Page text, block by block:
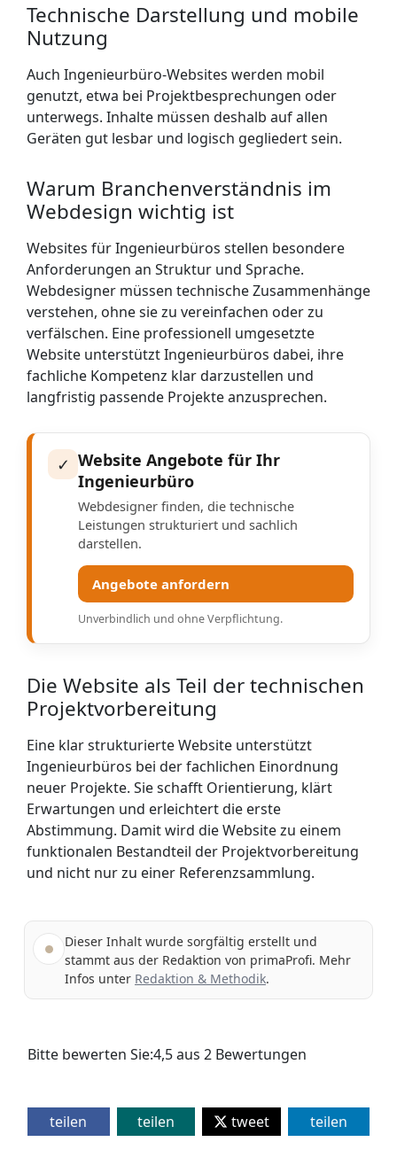
Technische Darstellung und mobile
Nutzung
Auch Ingenieurbüro-Websites werden mobil
genutzt, etwa bei Projektbesprechungen oder
unterwegs. Inhalte müssen deshalb auf allen
Geräten gut lesbar und logisch gegliedert sein.
Warum Branchenverständnis im
Webdesign wichtig ist
Websites für Ingenieurbüros stellen besondere
Anforderungen an Struktur und Sprache.
Webdesigner müssen technische Zusammenhänge
verstehen, ohne sie zu vereinfachen oder zu
verfälschen. Eine professionell umgesetzte
Website unterstützt Ingenieurbüros dabei, ihre
fachliche Kompetenz klar darzustellen und
langfristig passende Projekte anzusprechen.
✓ Website Angebote für Ihr
Ingenieur­büro
Webdesigner finden, die technische
Leistungen strukturiert und sachlich
darstellen.
Angebote anfordern
Unverbindlich und ohne Verpflichtung.
Die Website als Teil der technischen
Projektvorbereitung
Eine klar strukturierte Website unterstützt
Ingenieurbüros bei der fachlichen Einordnung
neuer Projekte. Sie schafft Orientierung, klärt
Erwartungen und erleichtert die erste
Abstimmung. Damit wird die Website zu einem
funktionalen Bestandteil der Projektvorbereitung
und nicht nur zu einer Referenzsammlung.
Dieser Inhalt wurde sorgfältig erstellt und
stammt aus der Redaktion von primaProfi. Mehr
Infos unter Redaktion & Methodik.
Bitte bewerten Sie:4,5aus 2 Bewertungen
teilen teilen tweet teilen